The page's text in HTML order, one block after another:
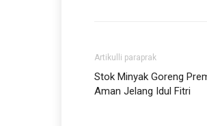
Artikulli paraprak
Stok Minyak Goreng
Aman Jelang Idul Fitri